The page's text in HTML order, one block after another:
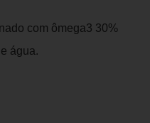
com ômega3 30%
água.